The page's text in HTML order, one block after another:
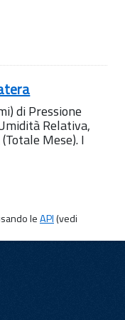
di Pressione
Relativa,
Mese). I
leAPI(vedi